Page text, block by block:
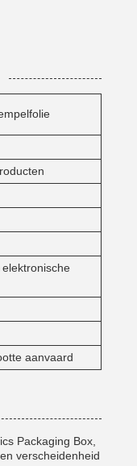
aanvaard
Packaging Box,
verscheidenheid